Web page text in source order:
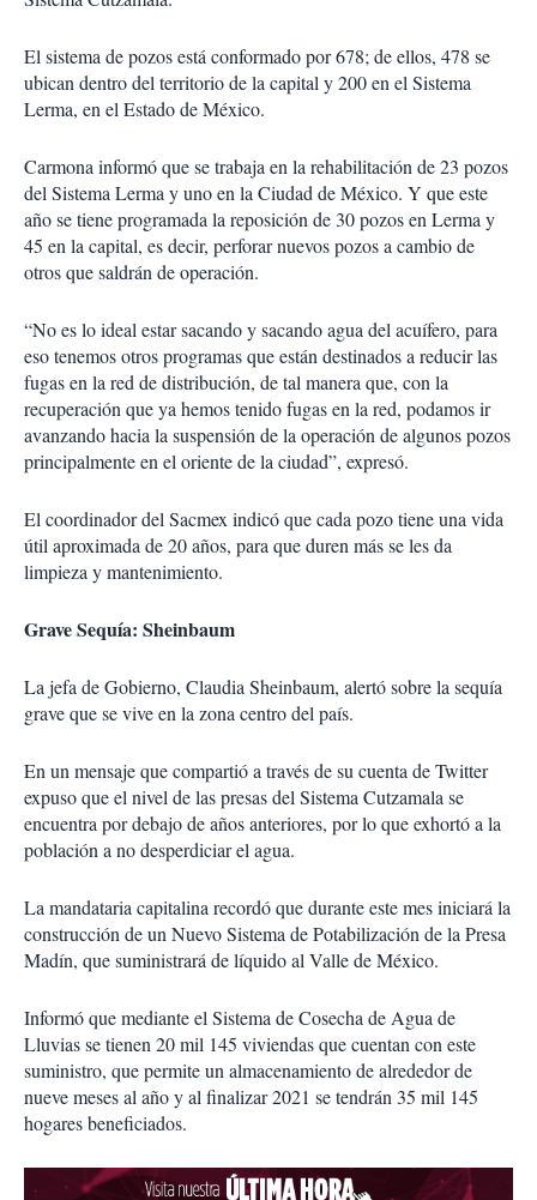
El sistema de pozos está conformado por 678; de ellos, 478 se
ubican dentro del territorio de la capital y 200 en el Sistema
Lerma, en el Estado de México.
Carmona informó que se trabaja en la rehabilitación de 23 pozos
del Sistema Lerma y uno en la Ciudad de México. Y que este
año se tiene programada la reposición de 30 pozos en Lerma y
45 en la capital, es decir, perforar nuevos pozos a cambio de
otros que saldrán de operación.
“No es lo ideal estar sacando y sacando agua del acuífero, para
eso tenemos otros programas que están destinados a reducir las
fugas en la red de distribución, de tal manera que, con la
recuperación que ya hemos tenido fugas en la red, podamos ir
avanzando hacia la suspensión de la operación de algunos pozos
principalmente en el oriente de la ciudad”, expresó.
El coordinador del Sacmex indicó que cada pozo tiene una vida
útil aproximada de 20 años, para que duren más se les da
limpieza y mantenimiento.
Grave Sequía: Sheinbaum
La jefa de Gobierno, Claudia Sheinbaum, alertó sobre la sequía
grave que se vive en la zona centro del país.
En un mensaje que compartió a través de su cuenta de Twitter
expuso que el nivel de las presas del Sistema Cutzamala se
encuentra por debajo de años anteriores, por lo que exhortó a la
población a no desperdiciar el agua.
La mandataria capitalina recordó que durante este mes iniciará la
construcción de un Nuevo Sistema de Potabilización de la Presa
Madín, que suministrará de líquido al Valle de México.
Informó que mediante el Sistema de Cosecha de Agua de
Lluvias se tienen 20 mil 145 viviendas que cuentan con este
suministro, que permite un almacenamiento de alrededor de
nueve meses al año y al finalizar 2021 se tendrán 35 mil 145
hogares beneficiados.